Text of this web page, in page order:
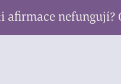
afirmace nefungují?